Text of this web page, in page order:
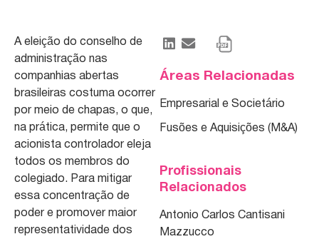
A eleição do conselho de
administração nas
companhias abertas
brasileiras costuma ocorrer
por meio de chapas, o que,
na prática, permite que o
acionista controlador eleja
todos os membros do
colegiado. Para mitigar
essa concentração de
poder e promover maior
representatividade dos
Áreas Relacionadas
Empresarial e Societário
Fusões e Aquisições (M&A)
Profissionais
Relacionados
Antonio Carlos Cantisani
Mazzucco